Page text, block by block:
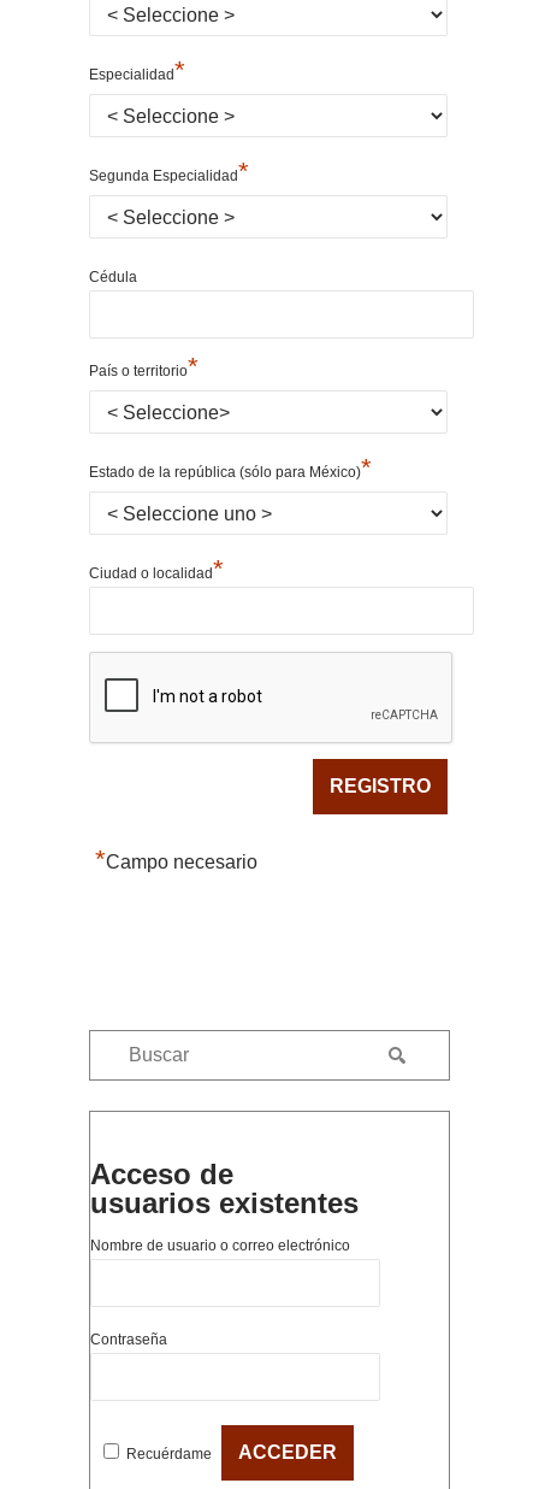
Especialidad*
Segunda Especialidad*
Cédula
País o territorio*
Estado de la república (sólo para México)*
Ciudad o localidad*
*Campo necesario
Acceso de
usuarios existentes
Nombre de usuario o correo electrónico
Contraseña
Recuérdame